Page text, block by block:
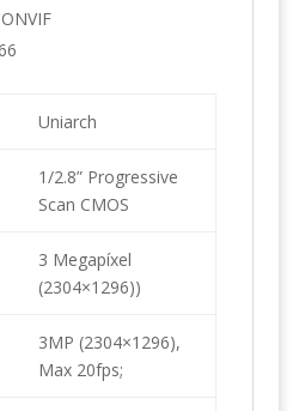
Uniarch
1/2.8” Progressive
Scan CMOS
3 Megapíxel
(2304×1296))
3MP (2304×1296),
Max 20fps;